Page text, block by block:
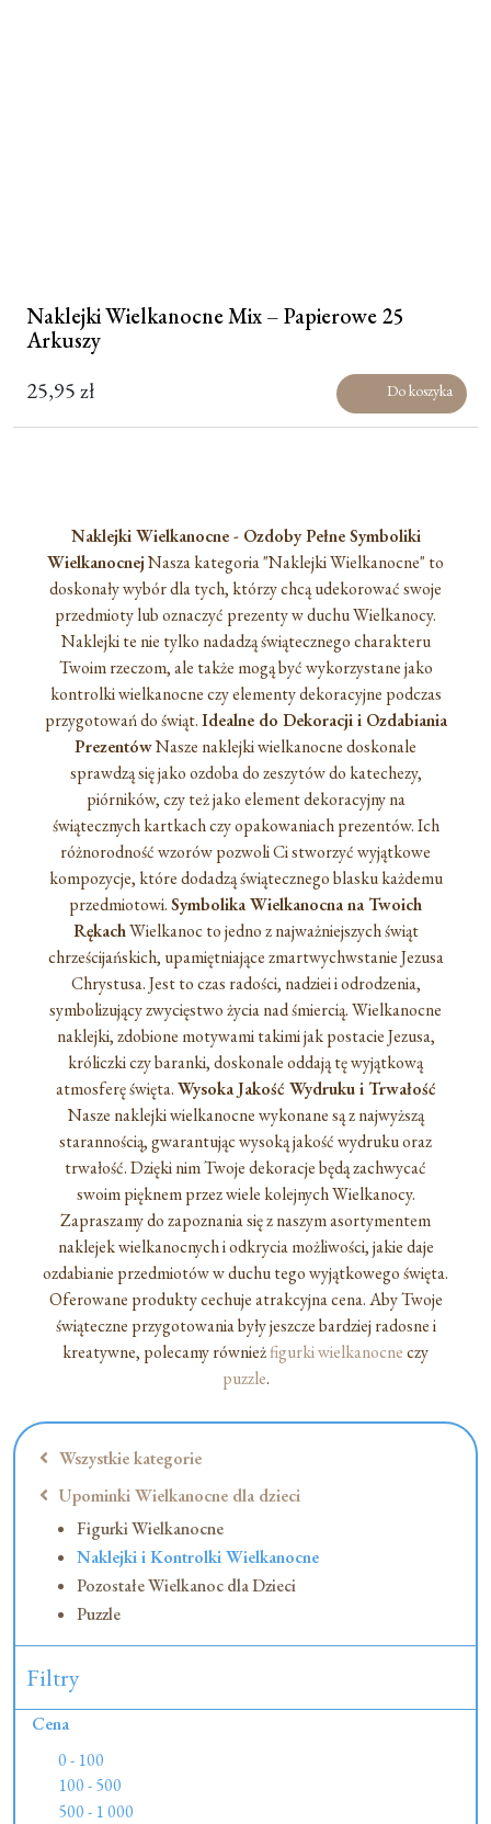
Wszystkie kategorie
Upominki Wielkanocne dla dzieci
Figurki Wielkanocne
Naklejki i Kontrolki Wielkanocne
Pozostałe Wielkanoc dla Dzieci
Puzzle
Filtry
Cena
0 - 100
100 - 500
500 - 1 000
Naklejki Wielkanocne Mix – Papierowe 25
Arkuszy
25,95zł Do koszyka
Naklejki Wielkanocne - Ozdoby Pełne Symboliki
WielkanocnejNasza kategoria "Naklejki Wielkanocne" to
doskonały wybór dla tych, którzy chcą udekorować swoje
przedmioty lub oznaczyć prezenty w duchu Wielkanocy.
Naklejki te nie tylko nadadzą świątecznego charakteru
Twoim rzeczom, ale także mogą być wykorzystane jako
kontrolki wielkanocne czy elementy dekoracyjne podczas
przygotowań do świąt.Idealne do Dekoracji i Ozdabiania
PrezentówNasze naklejki wielkanocne doskonale
sprawdzą się jako ozdoba do zeszytów do katechezy,
piórników, czy też jako element dekoracyjny na
świątecznych kartkach czy opakowaniach prezentów. Ich
różnorodność wzorów pozwoli Ci stworzyć wyjątkowe
kompozycje, które dodadzą świątecznego blasku każdemu
przedmiotowi.Symbolika Wielkanocna na Twoich
RękachWielkanoc to jedno z najważniejszych świąt
chrześcijańskich, upamiętniające zmartwychwstanie Jezusa
Chrystusa. Jest to czas radości, nadziei i odrodzenia,
symbolizujący zwycięstwo życia nad śmiercią. Wielkanocne
naklejki, zdobione motywami takimi jak postacie Jezusa,
króliczki czy baranki, doskonale oddają tę wyjątkową
atmosferę święta.Wysoka Jakość Wydruku i Trwałość
Nasze naklejki wielkanocne wykonane są z najwyższą
starannością, gwarantując wysoką jakość wydruku oraz
trwałość. Dzięki nim Twoje dekoracje będą zachwycać
swoim pięknem przez wiele kolejnych Wielkanocy.
Zapraszamy do zapoznania się z naszym asortymentem
naklejek wielkanocnych i odkrycia możliwości, jakie daje
ozdabianie przedmiotów w duchu tego wyjątkowego święta.
Oferowane produkty cechuje atrakcyjna cena. Aby Twoje
świąteczne przygotowania były jeszcze bardziej radosne i
kreatywne, polecamy równieżfigurki wielkanocneczy
puzzle.